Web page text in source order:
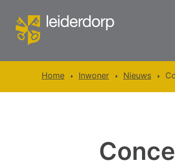
Home Inwoner Nieuws